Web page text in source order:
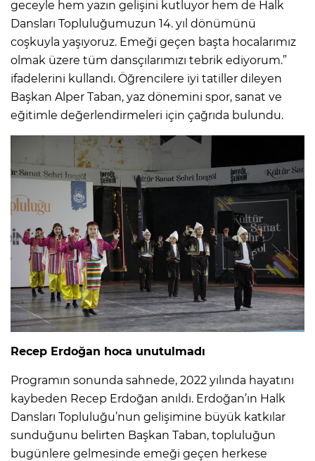
geceyle hem yazın gelişini kutluyor hem de Halk
Dansları Topluluğumuzun 14. yıl dönümünü
coşkuyla yaşıyoruz. Emeği geçen başta hocalarımız
olmak üzere tüm dansçılarımızı tebrik ediyorum.”
ifadelerini kullandı. Öğrencilere iyi tatiller dileyen
Başkan Alper Taban, yaz dönemini spor, sanat ve
eğitimle değerlendirmeleri için çağrıda bulundu.
Recep Erdoğan hoca unutulmadı
Programın sonunda sahnede, 2022 yılında hayatını
kaybeden Recep Erdoğan anıldı. Erdoğan’ın Halk
Dansları Topluluğu’nun gelişimine büyük katkılar
sunduğunu belirten Başkan Taban, topluluğun
bugünlere gelmesinde emeği geçen herkese